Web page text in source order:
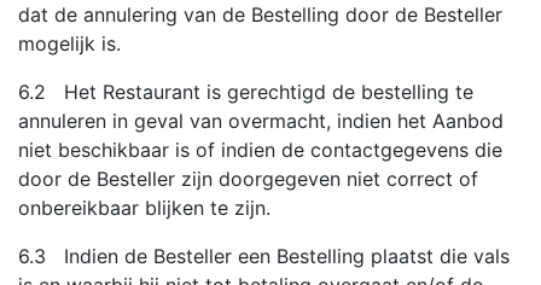
dat de annulering van de Bestelling door de Besteller
mogelijk is.
6.2 Het Restaurant is gerechtigd de bestelling te
annuleren in geval van overmacht, indien het Aanbod
niet beschikbaar is of indien de contactgegevens die
door de Besteller zijn doorgegeven niet correct of
onbereikbaar blijken te zijn.
6.3 Indien de Besteller een Bestelling plaatst die vals